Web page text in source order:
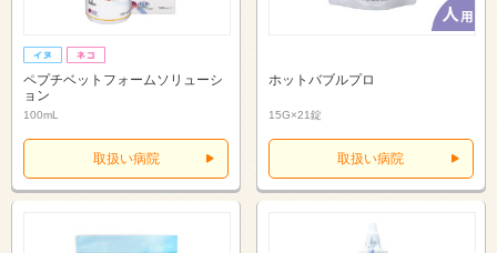
ペプチベットフォームソリューシ
ョン
100mL
取扱い病院
ホットバブルプロ
15G×21錠
取扱い病院